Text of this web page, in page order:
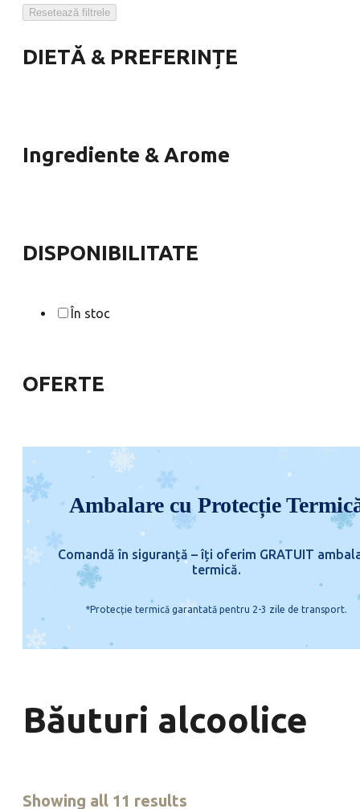
Resetează filtrele
DIETĂ & PREFERINȚE
Ingrediente & Arome
DISPONIBILITATE
În stoc
OFERTE
Ambalare cu Protecție
Comandă în siguranță – îți oferim GRATUIT
termică.
*Protecție termică garantată pentru 2-3 zile de transport.
Băuturi alcoolice
Showing all 11 results